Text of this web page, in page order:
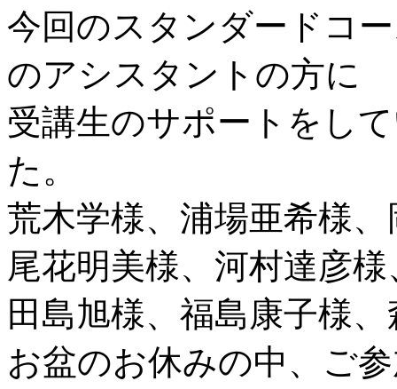
今回のスタンダードコ
のアシスタントの方に
受講生のサポートをし
た。
荒木学様、浦場亜希様
尾花明美様、河村達彦
田島旭様、福島康子様
お盆のお休みの中、ご